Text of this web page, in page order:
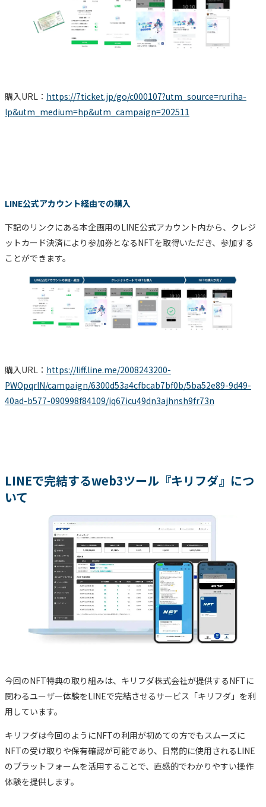
購入URL： https://7ticket.jp/go/c000107?utm_source=ruriha-
lp&utm_medium=hp&utm_campaign=202511
LINE公式アカウント経由での購入
下記のリンクにある本企画用のLINE公式アカウント内から、クレジ
ットカード決済により参加券となるNFTを取得いただき、参加する
ことができます。
購入URL： https://liff.line.me/2008243200-
PWOpqrlN/campaign/6300d53a4cfbcab7bf0b/5ba52e89-9d49-
40ad-b577-090998f84109/iq67icu49dn3ajhnsh9fr73n
LINEで完結するweb3ツール『キリフダ』につ
いて
今回のNFT特典の取り組みは、キリフダ株式会社が提供するNFTに
関わるユーザー体験をLINEで完結させるサービス「キリフダ」を利
用しています。
キリフダは今回のようにNFTの利用が初めての方でもスムーズに
NFTの受け取りや保有確認が可能であり、日常的に使用されるLINE
のプラットフォームを活用することで、直感的でわかりやすい操作
体験を提供します。